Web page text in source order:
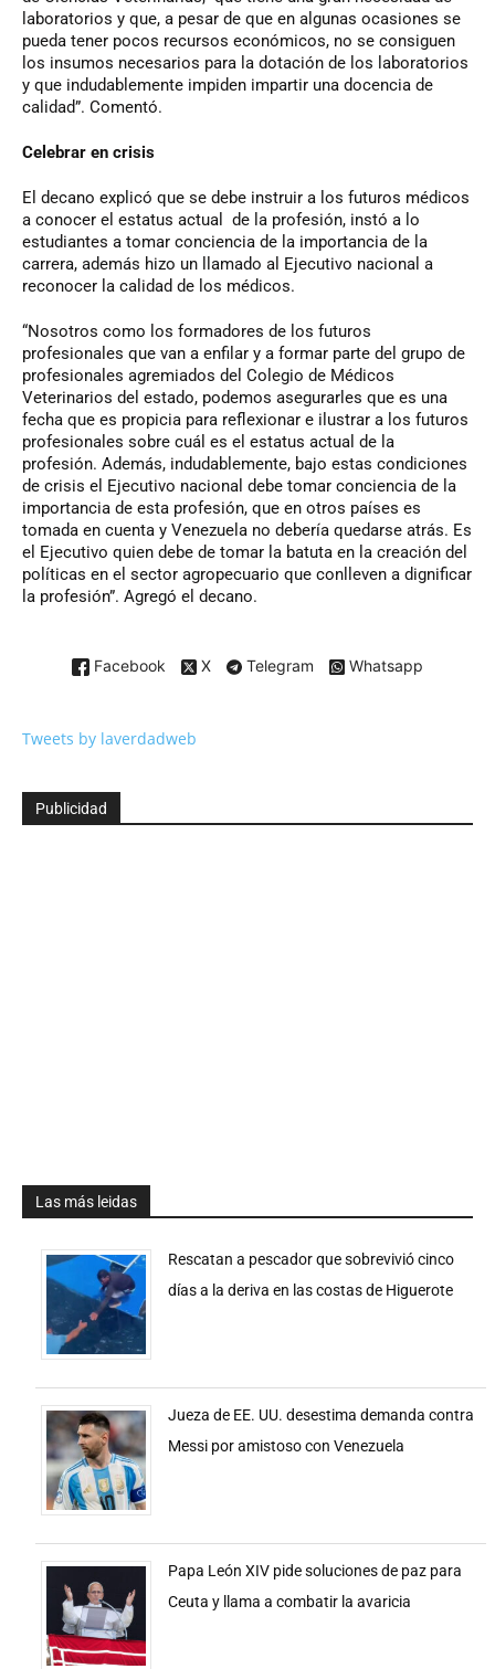
laboratorios y que, a pesar de que en algunas ocasiones se
pueda tener pocos recursos económicos, no se consiguen
los insumos necesarios para la dotación de los laboratorios
y que indudablemente impiden impartir una docencia de
calidad”. Comentó.
Celebrar en crisis
El decano explicó que se debe instruir a los futuros médicos
a conocer el estatus actual de la profesión, instó a lo
estudiantes a tomar conciencia de la importancia de la
carrera, además hizo un llamado al Ejecutivo nacional a
reconocer la calidad de los médicos.
“Nosotros como los formadores de los futuros
profesionales que van a enfilar y a formar parte del grupo de
profesionales agremiados del Colegio de Médicos
Veterinarios del estado, podemos asegurarles que es una
fecha que es propicia para reflexionar e ilustrar a los futuros
profesionales sobre cuál es el estatus actual de la
profesión. Además, indudablemente, bajo estas condiciones
de crisis el Ejecutivo nacional debe tomar conciencia de la
importancia de esta profesión, que en otros países es
tomada en cuenta y Venezuela no debería quedarse atrás. Es
el Ejecutivo quien debe de tomar la batuta en la creación del
políticas en el sector agropecuario que conlleven a dignificar
la profesión”. Agregó el decano.
Facebook X Telegram Whatsapp
Tweets by laverdadweb
Publicidad
Las más leidas
Rescatan a pescador que sobrevivió cinco
días a la deriva en las costas de Higuerote
Jueza de EE. UU. desestima demanda contra
Messi por amistoso con Venezuela
Papa León XIV pide soluciones de paz para
Ceuta y llama a combatir la avaricia